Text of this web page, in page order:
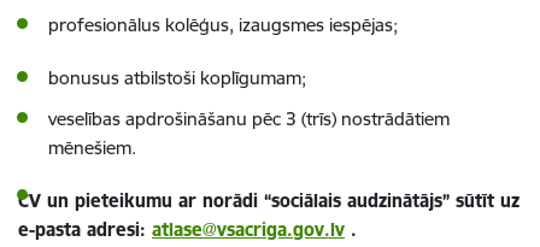
profesionālus kolēģus, izaugsmes iespējas;
bonusus atbilstoši koplīgumam;
veselības apdrošināšanu pēc 3 (trīs) nostrādātiem
mēnešiem.
CV un pieteikumu ar norādi “sociālais audzinātājs” sūtīt uz
e-pasta adresi: atlase@vsacriga.gov.lv .